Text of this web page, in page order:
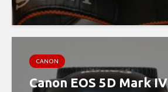
CANON
Canon EOS 5D Mark IV